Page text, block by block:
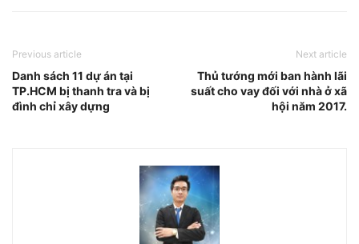
Previous article
Danh sách 11 dự án tại
TP.HCM bị thanh tra và bị
đình chỉ xây dựng
Next article
Thủ tướng mới ban hành lãi
suất cho vay đối với nhà ở xã
hội năm 2017.